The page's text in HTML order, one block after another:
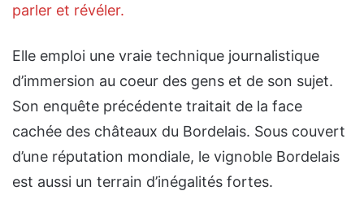
parler et révéler.
Elle emploi une vraie technique journalistique
d’immersion au coeur des gens et de son sujet.
Son enquête précédente traitait de la face
cachée des châteaux du Bordelais. Sous couvert
d’une réputation mondiale, le vignoble Bordelais
est aussi un terrain d’inégalités fortes.